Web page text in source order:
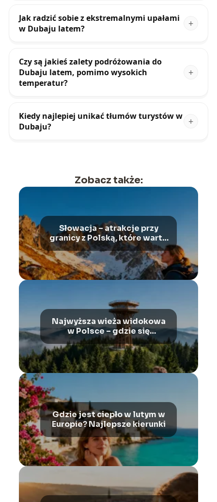
Jak radzić sobie z ekstremalnymi upałami
w Dubaju latem?
Czy są jakieś zalety podróżowania do
Dubaju latem, pomimo wysokich
temperatur?
Kiedy najlepiej unikać tłumów turystów w
Dubaju?
Zobacz także:
Słowacja – atrakcje przy
granicy z Polską, które warto
zobaczyć
Najwyższa wieża widokowa
w Polsce – gdzie się
znajduje?
Gdzie jest ciepło w lutym w
Europie? Najlepsze kierunki